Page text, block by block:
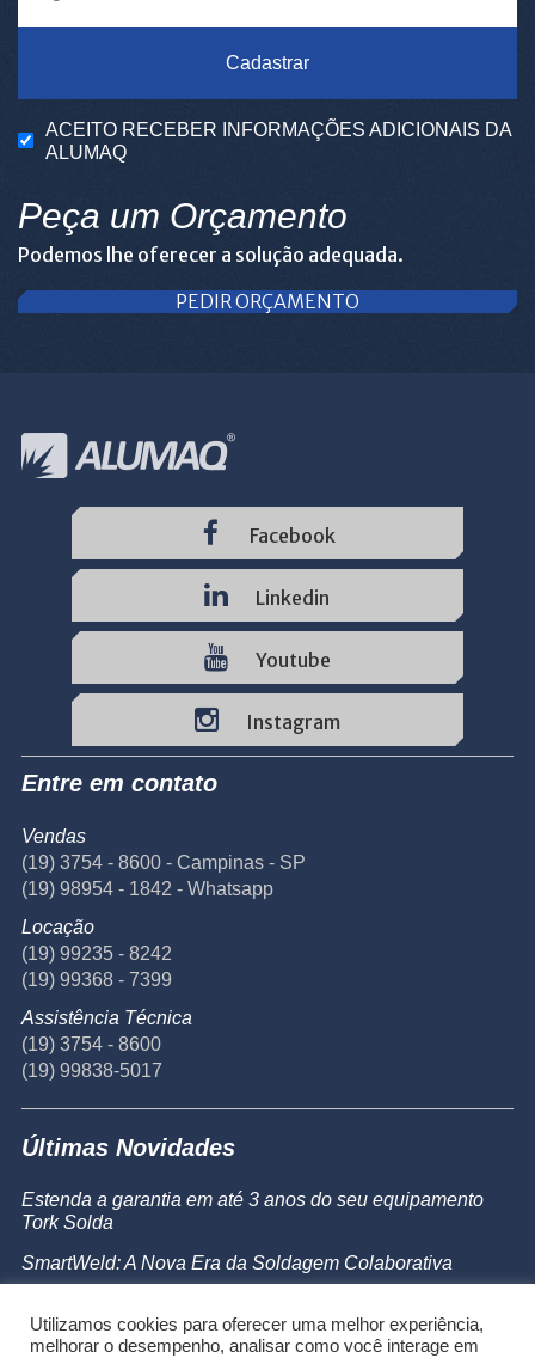
Cadastrar
ACEITO RECEBER INFORMAÇÕES ADICIONAIS DA
ALUMAQ
Peça um Orçamento
Podemos lhe oferecer a solução adequada.
PEDIR ORÇAMENTO
Facebook
Linkedin
Youtube
Instagram
Entre em contato
Vendas
(19) 3754 - 8600 - Campinas - SP
(19) 98954 - 1842 - Whatsapp
Locação
(19) 99235 - 8242
(19) 99368 - 7399
Assistência Técnica
(19) 3754 - 8600
(19) 99838-5017
Últimas Novidades
Estenda a garantia em até 3 anos do seu equipamento
Tork Solda
SmartWeld: A Nova Era da Soldagem Colaborativa
Powermax 45 SYNC
Utilizamos cookies para oferecer uma melhor experiência,
melhorar o desempenho, analisar como você interage em